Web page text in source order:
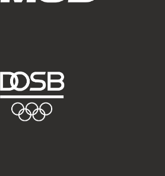
Cookies, um den Erfolg unserer
auf anderen Seiten zu
eine optimale Verteilung unseres